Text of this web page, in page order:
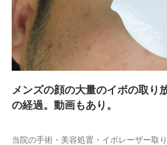
メンズの顔の大量のイボの取り
の経過。動画もあり。
当院の手術・美容処置・イボレーザー取